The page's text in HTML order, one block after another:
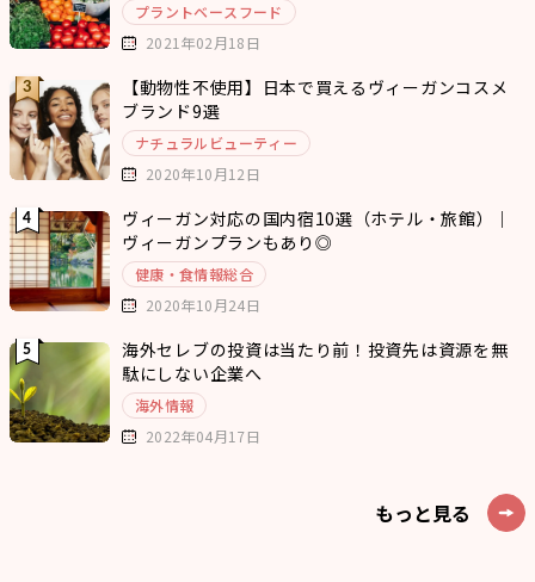
プラントベースフード
2021年02月18日
【動物性不使用】日本で買えるヴィーガンコスメ
ブランド9選
ナチュラルビューティー
2020年10月12日
ヴィーガン対応の国内宿10選（ホテル・旅館）｜
ヴィーガンプランもあり◎
健康・食情報総合
2020年10月24日
海外セレブの投資は当たり前！投資先は資源を無
駄にしない企業へ
海外情報
2022年04月17日
もっと見る